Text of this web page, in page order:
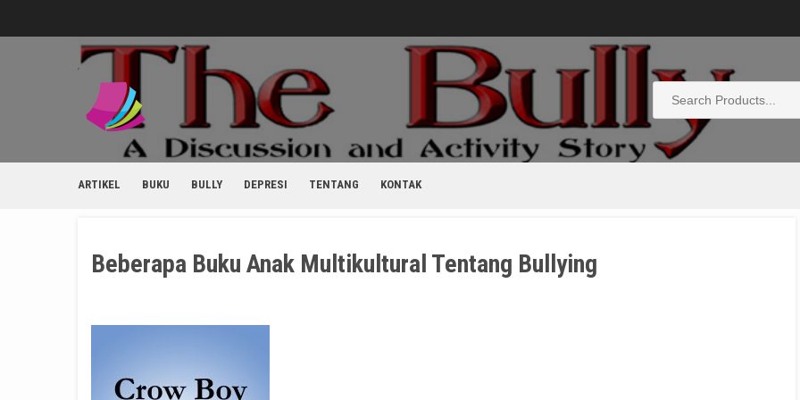
ARTIKEL BUKU BULLY DEPRESI TENTANG KONTAK
Beberapa Buku Anak Multikultural Tentang Bullying